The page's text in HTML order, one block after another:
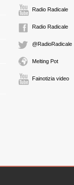
Radio Radicale
Radio Radicale
@RadioRadicale
Melting Pot
Fainotizia video